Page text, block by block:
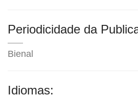
Periodicidade da
Bienal
Idiomas: